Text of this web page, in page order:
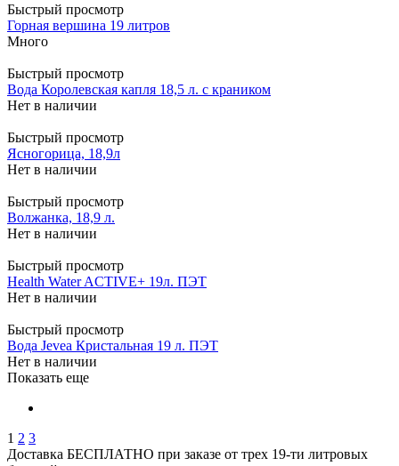
Быстрый просмотр
Горная вершина 19 литров
Много
Быстрый просмотр
Вода Королевская капля 18,5 л. с краником
Нет в наличии
Быстрый просмотр
Ясногорица, 18,9л
Нет в наличии
Быстрый просмотр
Волжанка, 18,9 л.
Нет в наличии
Быстрый просмотр
Health Water ACTIVE+ 19л. ПЭТ
Нет в наличии
Быстрый просмотр
Вода Jevea Кристальная 19 л. ПЭТ
Нет в наличии
Показать еще
1 2 3
Доставка БЕСПЛАТНО при заказе от трех 19-ти литровых